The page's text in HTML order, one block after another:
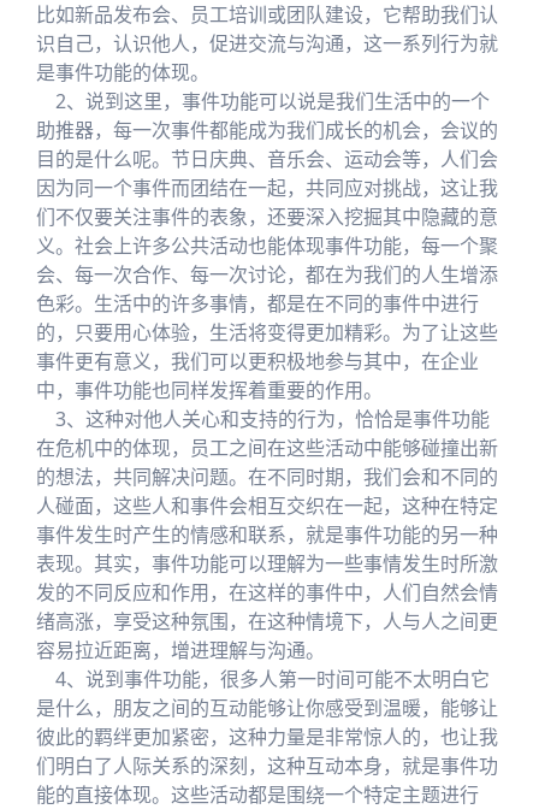
比如新品发布会、员工培训或团队建设，它帮助我们认
识自己，认识他人，促进交流与沟通，这一系列行为就
是事件功能的体现。
2、说到这里，事件功能可以说是我们生活中的一个
助推器，每一次事件都能成为我们成长的机会，会议的
目的是什么呢。节日庆典、音乐会、运动会等，人们会
因为同一个事件而团结在一起，共同应对挑战，这让我
们不仅要关注事件的表象，还要深入挖掘其中隐藏的意
义。社会上许多公共活动也能体现事件功能，每一个聚
会、每一次合作、每一次讨论，都在为我们的人生增添
色彩。生活中的许多事情，都是在不同的事件中进行
的，只要用心体验，生活将变得更加精彩。为了让这些
事件更有意义，我们可以更积极地参与其中，在企业
中，事件功能也同样发挥着重要的作用。
3、这种对他人关心和支持的行为，恰恰是事件功能
在危机中的体现，员工之间在这些活动中能够碰撞出新
的想法，共同解决问题。在不同时期，我们会和不同的
人碰面，这些人和事件会相互交织在一起，这种在特定
事件发生时产生的情感和联系，就是事件功能的另一种
表现。其实，事件功能可以理解为一些事情发生时所激
发的不同反应和作用，在这样的事件中，人们自然会情
绪高涨，享受这种氛围，在这种情境下，人与人之间更
容易拉近距离，增进理解与沟通。
4、说到事件功能，很多人第一时间可能不太明白它
是什么，朋友之间的互动能够让你感受到温暖，能够让
彼此的羁绊更加紧密，这种力量是非常惊人的，也让我
们明白了人际关系的深刻，这种互动本身，就是事件功
能的直接体现。这些活动都是围绕一个特定主题进行